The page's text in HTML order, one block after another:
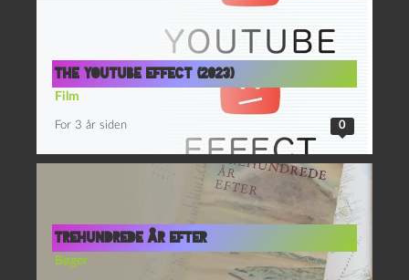
The Youtube effect (2023)
Film
For 3 år siden 0
Trehundrede år efter
Bøger